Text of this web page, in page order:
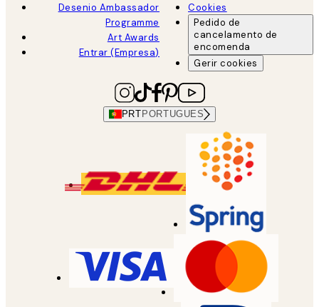
Desenio Ambassador
Programme
Art Awards
Entrar (Empresa)
Cookies
Pedido de
cancelamento de
encomenda
Gerir cookies
PRT PORTUGUES